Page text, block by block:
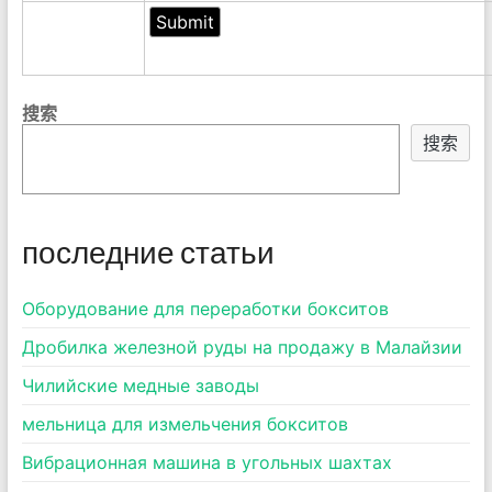
搜索
搜索
последние статьи
Оборудование для переработки бокситов
Дробилка железной руды на продажу в Малайзии
Чилийские медные заводы
мельница для измельчения бокситов
Вибрационная машина в угольных шахтах